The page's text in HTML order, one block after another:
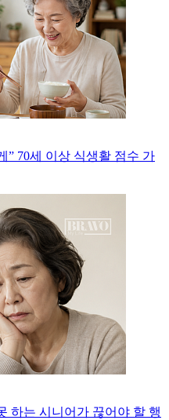
” 70세 이상 식생활 점수 가
하는 시니어가 끊어야 할 행